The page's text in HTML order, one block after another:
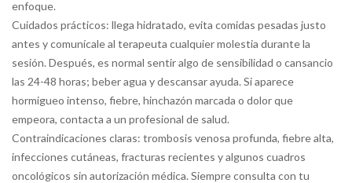
enfoque.
Cuidados prácticos: llega hidratado, evita comidas pesadas justo
antes y comunícale al terapeuta cualquier molestia durante la
sesión. Después, es normal sentir algo de sensibilidad o cansancio
las 24-48 horas; beber agua y descansar ayuda. Si aparece
hormigueo intenso, fiebre, hinchazón marcada o dolor que
empeora, contacta a un profesional de salud.
Contraindicaciones claras: trombosis venosa profunda, fiebre alta,
infecciones cutáneas, fracturas recientes y algunos cuadros
oncológicos sin autorización médica. Siempre consulta con tu